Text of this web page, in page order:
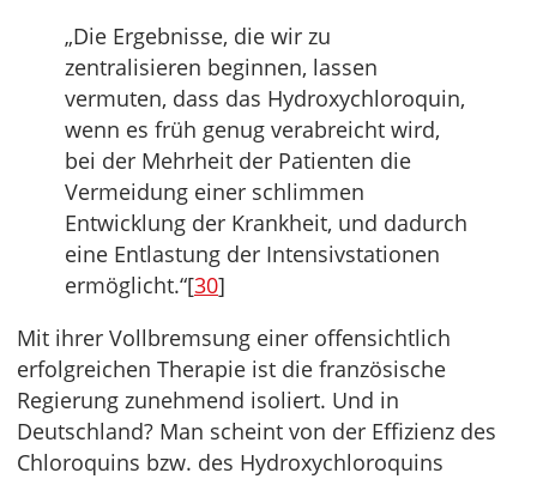
„Die Ergebnisse, die wir zu
zentralisieren beginnen, lassen
vermuten, dass das Hydroxychloroquin,
wenn es früh genug verabreicht wird,
bei der Mehrheit der Patienten die
Vermeidung einer schlimmen
Entwicklung der Krankheit, und dadurch
eine Entlastung der Intensivstationen
ermöglicht.“[30]
Mit ihrer Vollbremsung einer offensichtlich
erfolgreichen Therapie ist die französische
Regierung zunehmend isoliert. Und in
Deutschland? Man scheint von der Effizienz des
Chloroquins bzw. des Hydroxychloroquins